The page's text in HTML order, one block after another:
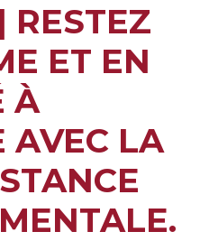
RESTEZ
ET EN
À
AVEC LA